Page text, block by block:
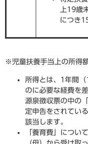
上19歳
につき
※児童扶養手当上の所得
所得とは、1年間
のに必要な経費を
源泉徴収票の中の
定申告をされてい
該当します。
「養育費」につい